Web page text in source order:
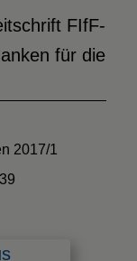
FIfF-
für die
2017/1